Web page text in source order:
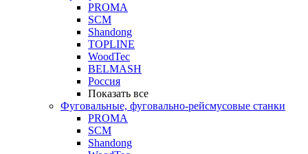
PROMA
SCM
Shandong
TOPLINE
WoodTec
BELMASH
Россия
Показать все
Фуговальные, фуговально-рейсмусовые станки
PROMA
SCM
Shandong